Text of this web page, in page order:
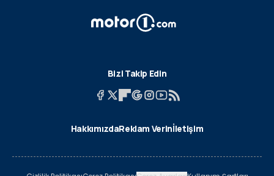
Bizi Takip Edin
HakkımızdaReklam Verinİletişim